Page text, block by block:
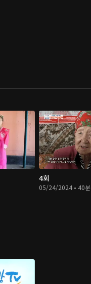
4회
05/24/2024 • 40분